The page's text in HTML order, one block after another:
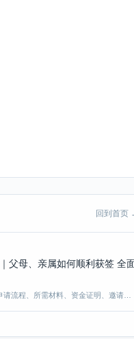
回到首页
父母、亲属如何顺利获签 全
流程、所需材料、资金证明、邀请…